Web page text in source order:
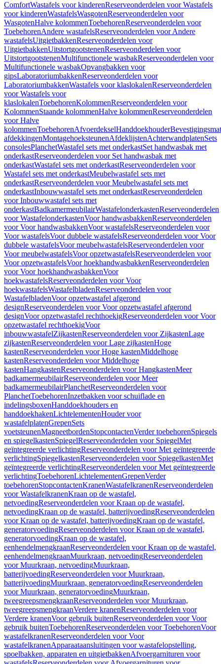
ComfortWastafels voor kinderenReserveonderdelen voor Wastafels
voor kinderenWastafelsWasgotenReserveonderdelen voor
WasgotenHalve kolommenToebehorenReserveonderdelen voor
ToebehorenAndere wastafelsReserveonderdelen voor Andere
wastafelsUitgietbakkenReserveonderdelen voor
UitgietbakkenUitstortgootstenenReserveonderdelen voor
UitstortgootstenenMultifunctionele wasbakReserveonderdelen voor
Multifunctionele wasbakOpvangbakken voor
gipsLaboratoriumbakkenReserveonderdelen voor
LaboratoriumbakkenWastafels voor klaslokalenReserveonderdelen
voor Wastafels voor
klaslokalenToebehorenKolommenReserveonderdelen voor
KolommenStaande kolommenHalve kolommenReserveonderdelen
voor Halve
kolommenToebehorenAfvoerdekselHanddoekhouder
afdekkingenMontagehoeksteunenAfdeklijstenAchterwandplatenSets
consolesPlanchetWastafel sets met onderkastSet handwasbak met
onderkastReserveonderdelen voor Set handwasbak met
onderkastWastafel sets met onderkastReserveonderdelen voor
Wastafel sets met onderkastMeubelwastafel sets met
onderkastReserveonderdelen voor Meubelwastafel sets met
onderkastInbouwwastafel sets met onderkastReserveonderdelen
voor Inbouwwastafel sets met
onderkastBadkamermeubilairWastafelonderkastenReserveonderdelen
voor WastafelonderkastenVoor handwasbakkenReserveonderdelen
voor Voor handwasbakkenVoor wastafelsReserveonderdelen voor
Voor wastafelsVoor dubbele wastafelsReserveonderdelen voor Voor
dubbele wastafelsVoor meubelwastafelsReserveonderdelen voor
Voor meubelwastafelsVoor opzetwastafelsReserveonderdelen voor
Voor opzetwastafelsVoor hoekhandwasbakkenReserveonderdelen
voor Voor hoekhandwasbakkenVoor
hoekwastafelsReserveonderdelen voor Voor
hoekwastafelsWastafelbladenReserveonderdelen voor
WastafelbladenVoor opzetwastafel afgerond
designReserveonderdelen voor Voor opzetwastafel afgerond
designVoor opzetwastafel rechthoekigReserveonderdelen voor Voor
opzetwastafel rechthoekigVoor
inbouwwastafelZijkastenReserveonderdelen voor ZijkastenLage
zijkastenReserveonderdelen voor Lage zijkastenHoge
kastenReserveonderdelen voor Hoge kastenMiddelhoge
kastenReserveonderdelen voor Middelhoge
kastenHangkastenReserveonderdelen voor HangkastenMeer
badkamermeubilairReserveonderdelen voor Meer
badkamermeubilairPlanchetReserveonderdelen voor
PlanchetToebehorenInzetbakken voor schuiflade en
indelingsboxenHanddoekhouders en
handdoekhakenLichtelementenHouder voor
wastafelplatenGrepenSets
voetsteunenMagneetbordenStopcontactenVerder toebehorenSpiegels
en spiegelkastenSpiegelReserveonderdelen voor SpiegelMet
geïntegreerde verlichtingReserveonderdelen voor Met geïntegreerde
verlichtingSpiegelkastenReserveonderdelen voor SpiegelkastenMet
geïntegreerde verlichtingReserveonderdelen voor Met geïntegreerde
verlichtingToebehorenLichtelementenGrepenVerder
toebehorenStopcontactenKranenWastafelkranenReserveonderdelen
voor WastafelkranenKraan op de wastafel,
netvoedingReserveonderdelen voor Kraan op de wastafel,
netvoedingKraan op de wastafel, batterijvoedingReserveonderdelen
voor Kraan op de wastafel, batterijvoedingKraan op de wastafel,
generatorvoedingReserveonderdelen voor Kraan op de wastafel,
generatorvoedingKraan op de wastafel,
eenhendelmengkraanReserveonderdelen voor Kraan op de wastafel,
eenhendelmengkraanMuurkraan, netvoedingReserveonderdelen
voor Muurkraan, netvoedingMuurkraan,
batterijvoedingReserveonderdelen voor Muurkraan,
batterijvoedingMuurkraan, generatorvoedingReserveonderdelen
voor Muurkraan, generatorvoedingMuurkraan,
tweegreepsmengkraanReserveonderdelen voor Muurkraan,
tweegreepsmengkraanVerdere kranenReserveonderdelen voor
Verdere kranenVoor gebruik buitenReserveonderdelen voor Voor
gebruik buitenToebehorenReserveonderdelen voor ToebehorenVoor
wastafelkranenReserveonderdelen voor Voor
wastafelkranenApparaataansluitingen voor wastafelopstelling,
spoelbakken, apparaten en uitgietbakkenAfvoergarnituren voor